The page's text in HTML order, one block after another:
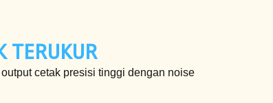
TERUKUR
cetak presisi tinggi dengan noise